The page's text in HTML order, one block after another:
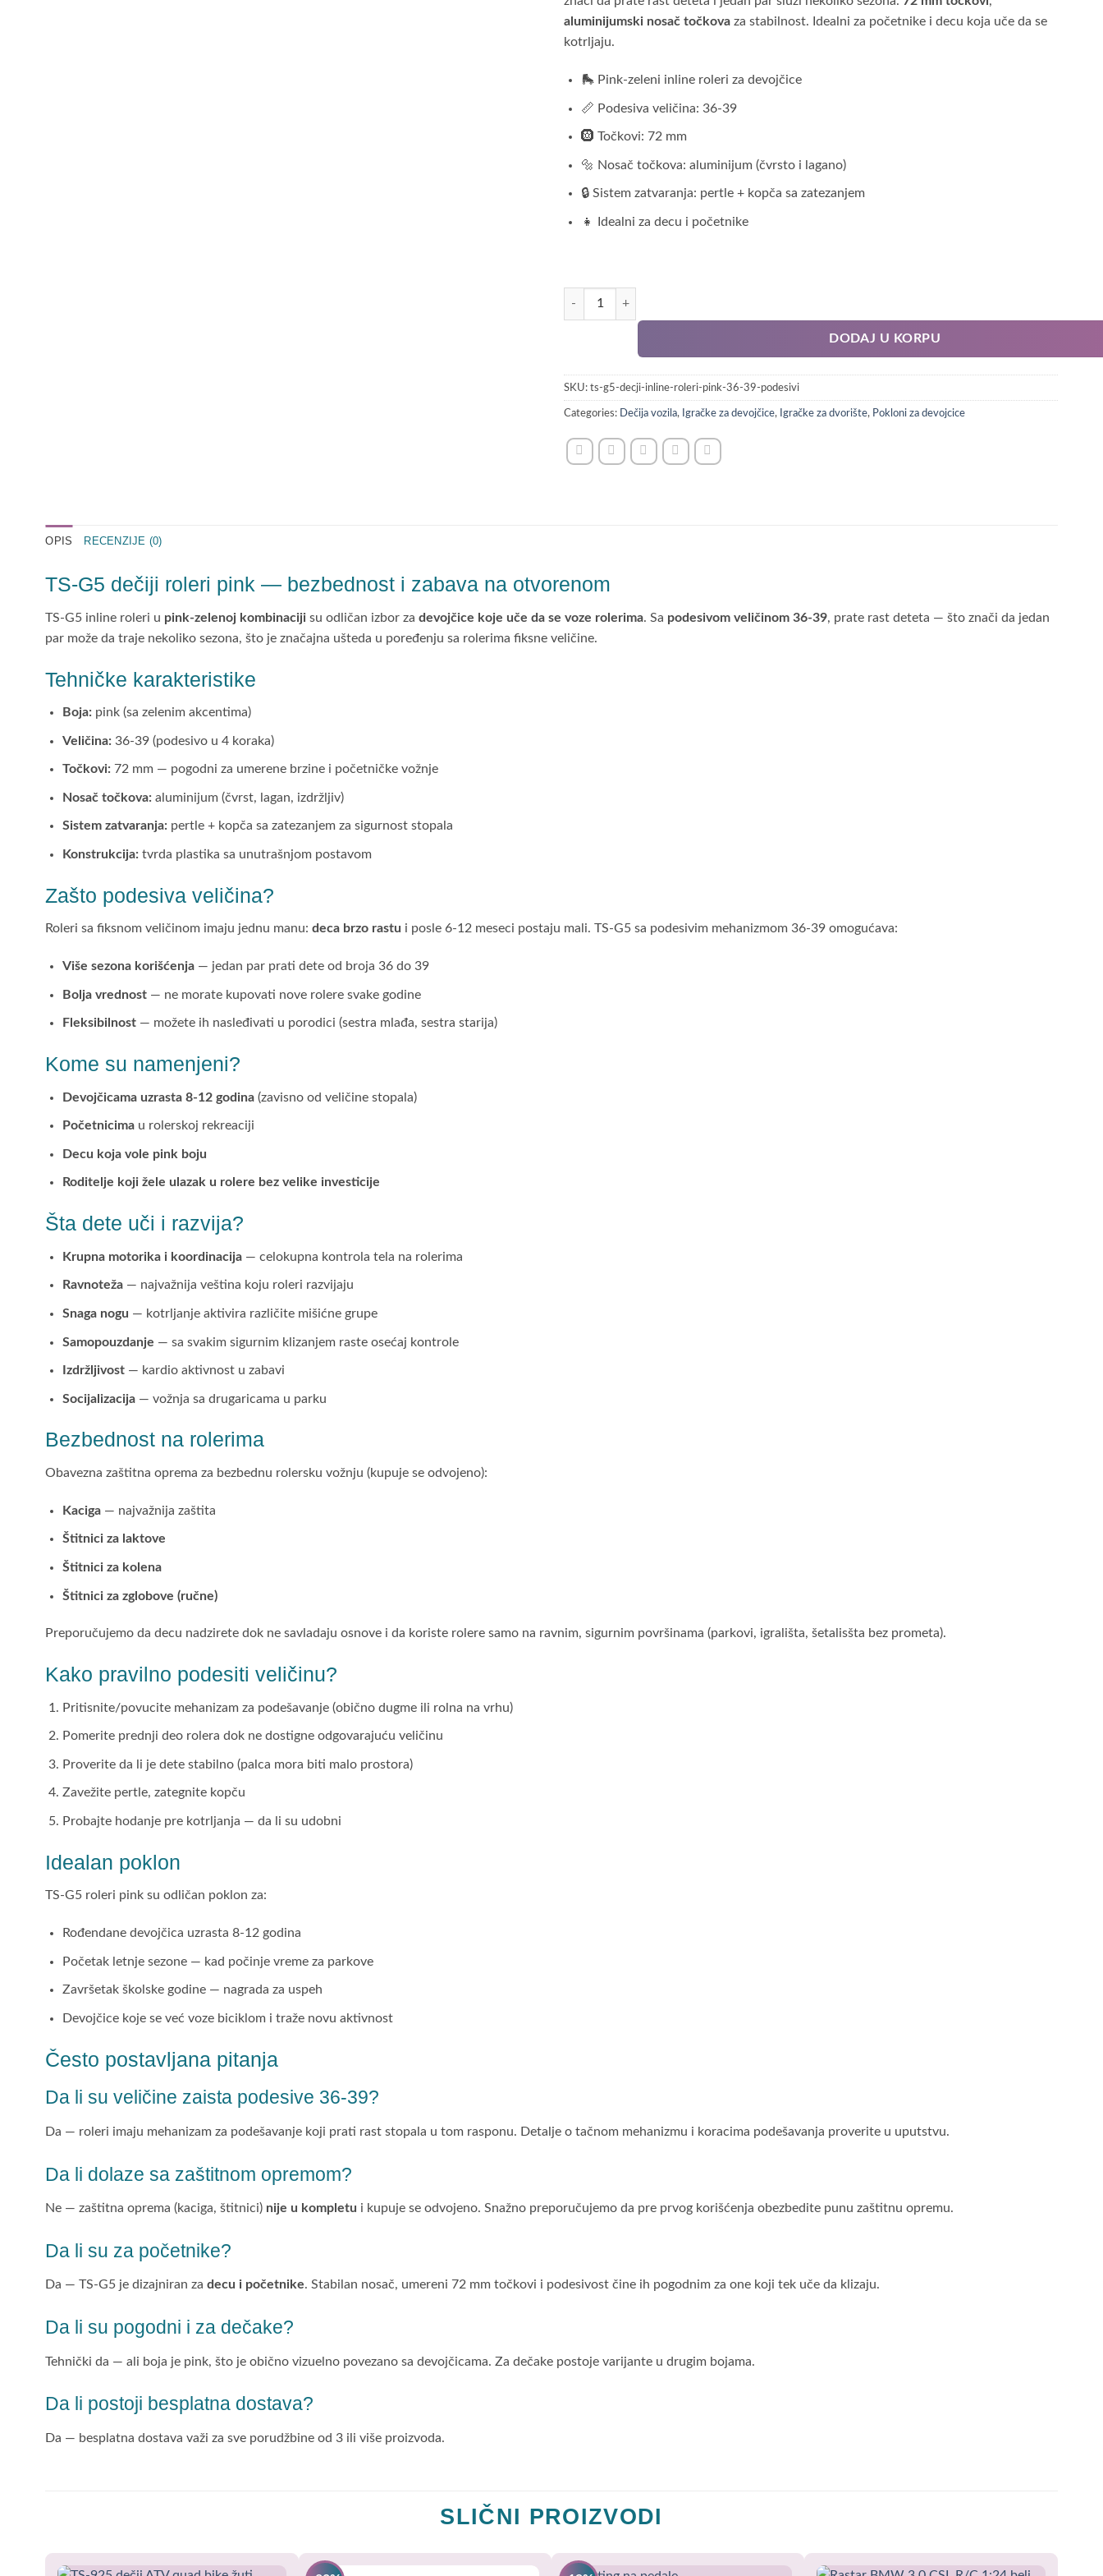
aluminijumski nosač točkova za stabilnost. Idealni za početnike i decu koja uče da se
kotrljaju.
🛼 Pink-zeleni inline roleri za devojčice
📏 Podesiva veličina: 36-39
🛞 Točkovi: 72 mm
🔩 Nosač točkova: aluminijum (čvrsto i lagano)
🔒 Sistem zatvaranja: pertle + kopča sa zatezanjem
👧 Idealni za decu i početnike
Dečiji roleri pink TS-G5 količina
DODAJ U KORPU
SKU: ts-g5-decji-inline-roleri-pink-36-39-podesivi
Categories: Dečija vozila, Igračke za devojčice, Igračke za dvorište, Pokloni za devojcice
OPIS RECENZIJE (0)
TS-G5 dečiji roleri pink — bezbednost i zabava na otvorenom
TS-G5 inline roleri u pink-zelenoj kombinaciji su odličan izbor zadevojčice koje uče da se voze rolerima. Sa podesivom veličinom 36-39, prate rast deteta — što znači da jedan
par može da traje nekoliko sezona, što je značajna ušteda u poređenju sa rolerima fiksne veličine.
Tehničke karakteristike
Boja: pink (sa zelenim akcentima)
Veličina: 36-39 (podesivo u 4 koraka)
Točkovi: 72 mm — pogodni za umerene brzine i početničke vožnje
Nosač točkova: aluminijum (čvrst, lagan, izdržljiv)
Sistem zatvaranja: pertle + kopča sa zatezanjem za sigurnost stopala
Konstrukcija: tvrda plastika sa unutrašnjom postavom
Zašto podesiva veličina?
Roleri sa fiksnom veličinom imaju jednu manu:deca brzo rastu i posle 6-12 meseci postaju mali. TS-G5 sa podesivim mehanizmom 36-39 omogućava:
Više sezona korišćenja — jedan par prati dete od broja 36 do 39
Bolja vrednost — ne morate kupovati nove rolere svake godine
Fleksibilnost — možete ih nasleđivati u porodici (sestra mlađa, sestra starija)
Kome su namenjeni?
Devojčicama uzrasta 8-12 godina (zavisno od veličine stopala)
Početnicima u rolerskoj rekreaciji
Decu koja vole pink boju
Roditelje koji žele ulazak u rolere bez velike investicije
Šta dete uči i razvija?
Krupna motorika i koordinacija — celokupna kontrola tela na rolerima
Ravnoteža — najvažnija veština koju roleri razvijaju
Snaga nogu — kotrljanje aktivira različite mišićne grupe
Samopouzdanje — sa svakim sigurnim klizanjem raste osećaj kontrole
Izdržljivost — kardio aktivnost u zabavi
Socijalizacija — vožnja sa drugaricama u parku
Bezbednost na rolerima
Obavezna zaštitna oprema za bezbednu rolersku vožnju (kupuje se odvojeno):
Kaciga — najvažnija zaštita
Štitnici za laktove
Štitnici za kolena
Štitnici za zglobove (ručne)
Preporučujemo da decu nadzirete dok ne savladaju osnove i da koriste rolere samo na ravnim, sigurnim površinama (parkovi, igrališta, šetalisšta bez prometa).
Kako pravilno podesiti veličinu?
Pritisnite/povucite mehanizam za podešavanje (obično dugme ili rolna na vrhu)
Pomerite prednji deo rolera dok ne dostigne odgovarajuću veličinu
Proverite da li je dete stabilno (palca mora biti malo prostora)
Zavežite pertle, zategnite kopču
Probajte hodanje pre kotrljanja — da li su udobni
Idealan poklon
TS-G5 roleri pink su odličan poklon za:
Rođendane devojčica uzrasta 8-12 godina
Početak letnje sezone — kad počinje vreme za parkove
Završetak školske godine — nagrada za uspeh
Devojčice koje se već voze biciklom i traže novu aktivnost
Često postavljana pitanja
Da li su veličine zaista podesive 36-39?
Da — roleri imaju mehanizam za podešavanje koji prati rast stopala u tom rasponu. Detalje o tačnom mehanizmu i koracima podešavanja proverite u uputstvu.
Da li dolaze sa zaštitnom opremom?
Ne — zaštitna oprema (kaciga, štitnici) nije u kompletu i kupuje se odvojeno. Snažno preporučujemo da pre prvog korišćenja obezbedite punu zaštitnu opremu.
Da li su za početnike?
Da — TS-G5 je dizajniran zadecu i početnike. Stabilan nosač, umereni 72 mm točkovi i podesivost čine ih pogodnim za one koji tek uče da klizaju.
Da li su pogodni i za dečake?
Tehnički da — ali boja je pink, što je obično vizuelno povezano sa devojčicama. Za dečake postoje varijante u drugim bojama.
Da li postoji besplatna dostava?
Da — besplatna dostava važi za sve porudžbine od 3 ili više proizvoda.
SLIČNI PROIZVODI